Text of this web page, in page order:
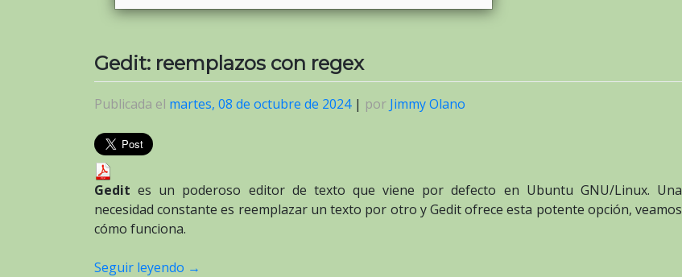
Gedit: reemplazos con regex
Publicada el martes, 08 de octubre de 2024| por Jimmy Olano
Gedit es un poderoso editor de texto que viene por defecto en Ubuntu GNU/Linux. Una
necesidad constante es reemplazar un texto por otro y Gedit ofrece esta potente opción, veamos
cómo funciona.
Seguir leyendo →